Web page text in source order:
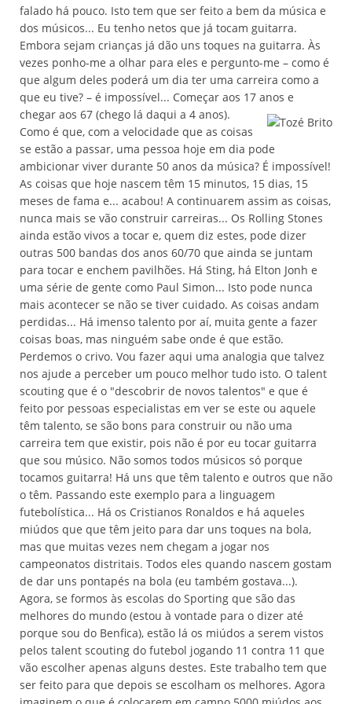
falado há pouco. Isto tem que ser feito a bem da música e
dos músicos... Eu tenho netos que já tocam guitarra.
Embora sejam crianças já dão uns toques na guitarra. Às
vezes ponho-me a olhar para eles e pergunto-me – como é
que algum deles poderá um dia ter uma carreira como a
que eu tive? – é impossível... Começar aos 17 anos e
chegar aos 67 (chego lá daqui a 4 anos).
Como é que, com a velocidade que as coisas
se estão a passar, uma pessoa hoje em dia pode
ambicionar viver durante 50 anos da música? É impossível!
As coisas que hoje nascem têm 15 minutos, 15 dias, 15
meses de fama e... acabou! A continuarem assim as coisas,
nunca mais se vão construir carreiras... Os Rolling Stones
ainda estão vivos a tocar e, quem diz estes, pode dizer
outras 500 bandas dos anos 60/70 que ainda se juntam
para tocar e enchem pavilhões. Há Sting, há Elton Jonh e
uma série de gente como Paul Simon... Isto pode nunca
mais acontecer se não se tiver cuidado. As coisas andam
perdidas... Há imenso talento por aí, muita gente a fazer
coisas boas, mas ninguém sabe onde é que estão.
Perdemos o crivo. Vou fazer aqui uma analogia que talvez
nos ajude a perceber um pouco melhor tudo isto. O talent
scouting que é o "descobrir de novos talentos" e que é
feito por pessoas especialistas em ver se este ou aquele
têm talento, se são bons para construir ou não uma
carreira tem que existir, pois não é por eu tocar guitarra
que sou músico. Não somos todos músicos só porque
tocamos guitarra! Há uns que têm talento e outros que não
o têm. Passando este exemplo para a linguagem
futebolística... Há os Cristianos Ronaldos e há aqueles
miúdos que que têm jeito para dar uns toques na bola,
mas que muitas vezes nem chegam a jogar nos
campeonatos distritais. Todos eles quando nascem gostam
de dar uns pontapés na bola (eu também gostava...).
Agora, se formos às escolas do Sporting que são das
melhores do mundo (estou à vontade para o dizer até
porque sou do Benfica), estão lá os miúdos a serem vistos
pelos talent scouting do futebol jogando 11 contra 11 que
vão escolher apenas alguns destes. Este trabalho tem que
ser feito para que depois se escolham os melhores. Agora